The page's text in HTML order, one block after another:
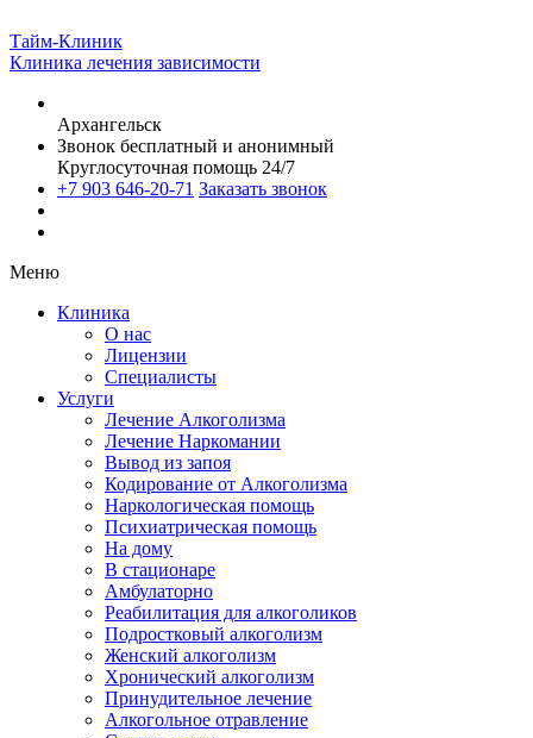
Тайм-Клиник
Клиника лечения зависимости
Архангельск
Звонок бесплатный и анонимный
Круглосуточная помощь 24/7
+7 903 646-20-71 Заказать звонок
Меню
Клиника
О нас
Лицензии
Специалисты
Услуги
Лечение Алкоголизма
Лечение Наркомании
Вывод из запоя
Кодирование от Алкоголизма
Наркологическая помощь
Психиатрическая помощь
На дому
В стационаре
Амбулаторно
Реабилитация для алкоголиков
Подростковый алкоголизм
Женский алкоголизм
Хронический алкоголизм
Принудительное лечение
Алкогольное отравление